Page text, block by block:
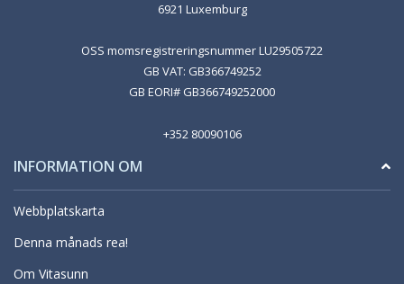
6921 Luxemburg
OSS momsregistreringsnummer LU29505722
GB VAT: GB366749252
GB EORI# GB366749252000
+352 80090106
INFORMATION OM
Webbplatskarta
Denna månads rea!
Om Vitasunn